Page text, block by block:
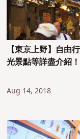
【東京上野】自由
光景點等詳盡介紹！
Aug 14, 2018